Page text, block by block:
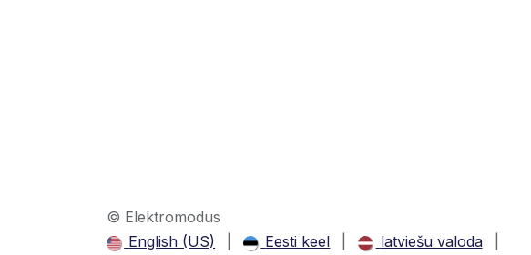
© Elektromodus
English (US)
Eesti keel latviešu valoda